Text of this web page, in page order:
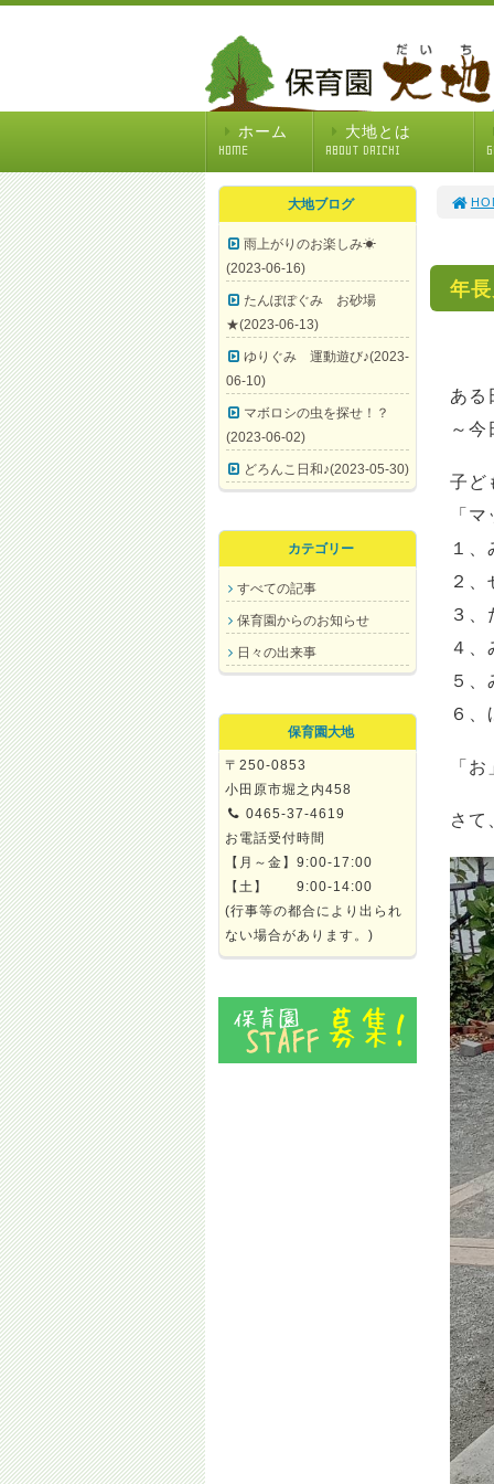
ホーム
HOME
大地とは
ABOUT DAICHI
年
ある
～今
子ど
「
１
２
３
４、
５
６、
「
さて
大地ブログ
雨上がりのお楽しみ☀
(2023-06-16)
たんぽぽぐみ お砂場
★(2023-06-13)
ゆりぐみ 運動遊び♪(2023-
06-10)
マボロシの虫を探せ！？
(2023-06-02)
どろんこ日和♪(2023-05-30)
カテゴリー
すべての記事
保育園からのお知らせ
日々の出来事
保育園大地
〒250-0853
小田原市堀之内458
0465-37-4619
お電話受付時間
【月～金】9:00-17:00
【土】 9:00-14:00
(行事等の都合により出られ
ない場合があります。)